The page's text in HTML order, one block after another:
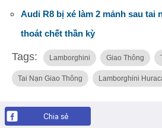
Audi R8 bị xé làm 2 mảnh sau tai
thoát chết thần kỳ
Tags: Lamborghini Giao Thông
Tai Nạn Giao Thông Lamborghini
Chia sẻ